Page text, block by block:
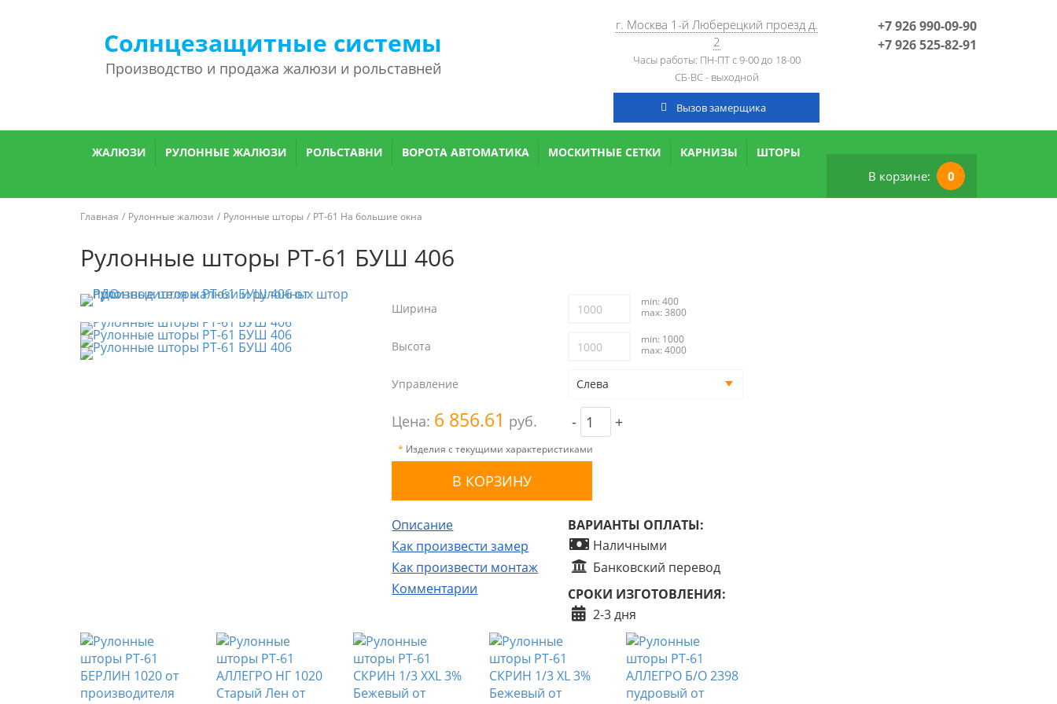
Солнцезащитные системы
Производство и продажа жалюзи и рольставней
г. Москва 1-й Люберецкий проезд д.
2
Часы работы: ПН-ПТ с 9-00 до 18-00
СБ-ВС - выходной
Вызов замерщика
+7 926 990-09-90
+7 926 525-82-91
ЖАЛЮЗИ РУЛОННЫЕ ЖАЛЮЗИ РОЛЬСТАВНИ ВОРОТА АВТОМАТИКА МОСКИТНЫЕ СЕТКИ КАРНИЗЫ ШТОРЫ
В корзине: 0
Главная Рулонные жалюзи Рулонные шторы РТ-61 На большие окна
Рулонные шторы РТ-61 БУШ 406
Ширина
min: 400
max: 3800
Высота
min: 1000
max: 4000
Управление Слева
Цена: 6 856.61 руб. - +
* Изделия с текущими характеристиками
Описание
Как произвести замер
Как произвести монтаж
Комментарии
ВАРИАНТЫ ОПЛАТЫ:
Наличными
Банковский перевод
СРОКИ ИЗГОТОВЛЕНИЯ:
2-3 дня